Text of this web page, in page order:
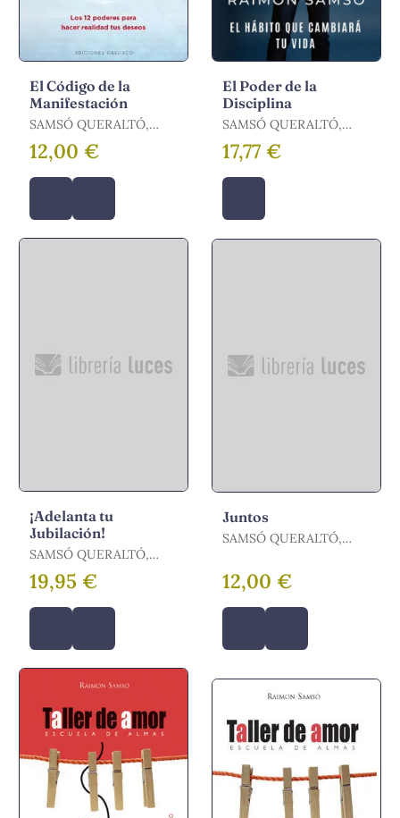
El Código de la
Manifestación
SAMSÓ QUERALTÓ,
RAIMÓN
12,00 €
El Poder de la
Disciplina
SAMSÓ QUERALTÓ,
RAIMÓN
17,77 €
¡Adelanta tu
Jubilación!
SAMSÓ QUERALTÓ,
RAIMÓN
19,95 €
Juntos
SAMSÓ QUERALTÓ,
12,00 €